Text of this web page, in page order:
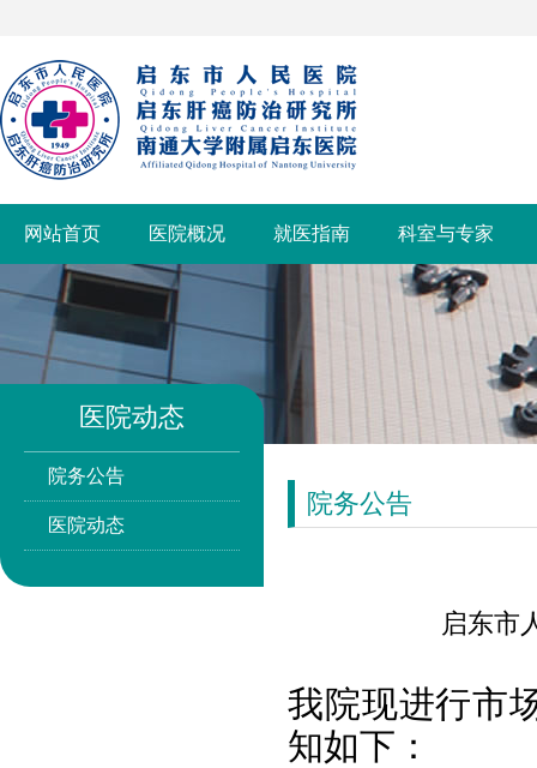
网站首页 医院概况 就医指南 科室与专家
医院动态
院务公告
医院动态
院务公告
启东市
我院现进行市
知如下：